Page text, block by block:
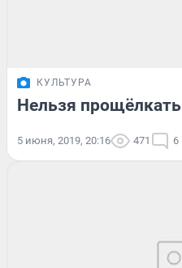
КУЛЬТУРА
Нельзя прощёлкать
5 июня, 2019, 20:16 471 6